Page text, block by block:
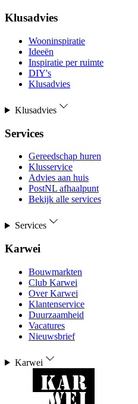
Klusadvies
Wooninspiratie
Ideeën
Inspiratie per ruimte
DIY's
Klusadvies
Klusadvies
Services
Gereedschap huren
Klusservice
Advies aan huis
PostNL afhaalpunt
Bekijk alle services
Services
Karwei
Bouwmarkten
Club Karwei
Over Karwei
Klantenservice
Duurzaamheid
Vacatures
Nieuwsbrief
Karwei